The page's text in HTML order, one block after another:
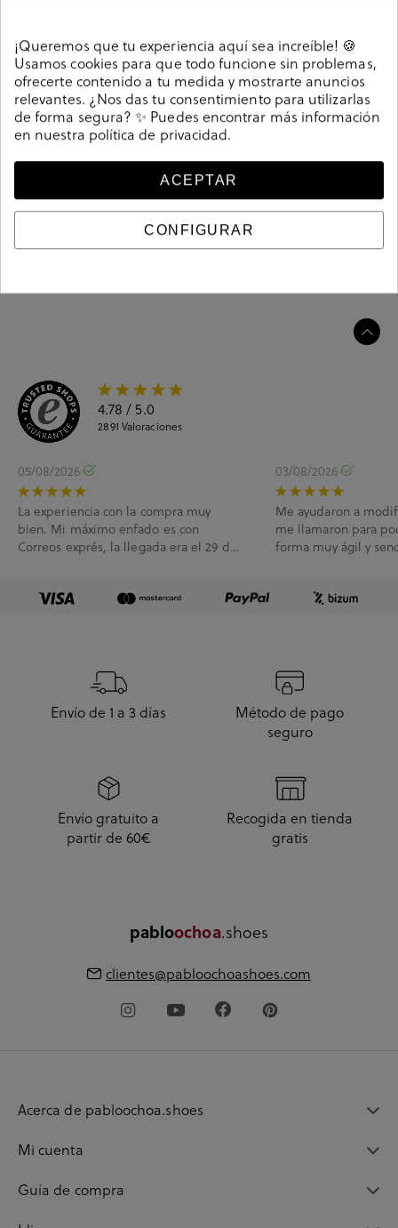
Bailarinas D'angela 26056 en verde. Sin cierre, slip on.
La plantilla no es extraible. Hecho en China
Referencia207602
Guía de tallas
4.78 / 5.0
2891 Valoraciones
05/08/2026
La experiencia con la compra muy
bien. Mi máximo enfado es con
Correos exprés, la llegada era el 29 de
03/08/2026
Me ayudaron a
me llamaron para
forma muy ágil y
Envío de 1 a 3 días
Método de pago
seguro
Envío gratuito a
partir de 60€
Recogida en tienda
gratis
pabloochoa.shoes
clientes@pabloochoashoes.com
Acerca de pabloochoa.shoes
Mi cuenta
Guía de compra
¡Queremos que tu experiencia aquí sea increíble! 🍪
Usamos cookies para que todo funcione sin problemas,
ofrecerte contenido a tu medida y mostrarte anuncios
relevantes. ¿Nos das tu consentimiento para utilizarlas
de forma segura? ✨ Puedes encontrar más información
en nuestra política de privacidad.
ACEPTAR
CONFIGURAR